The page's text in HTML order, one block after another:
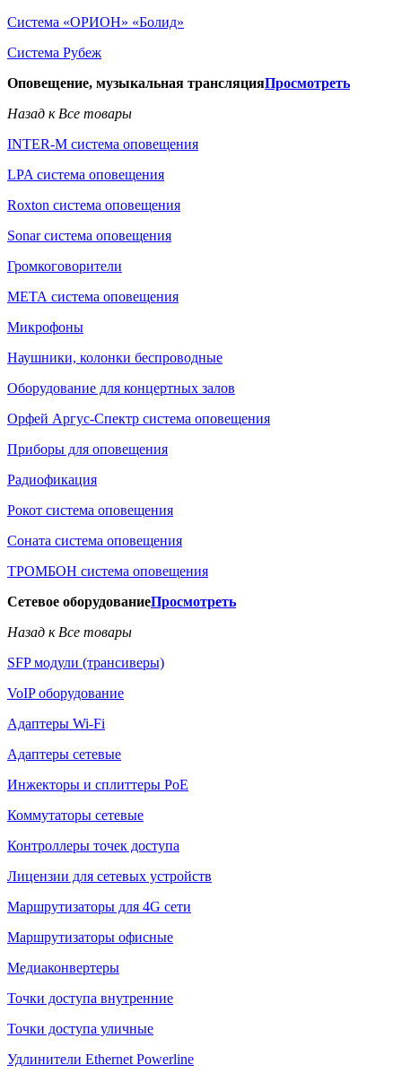
Система «ОРИОН» «Болид»
Система Рубеж
Оповещение, музыкальная трансляцияПросмотреть
Назад к Все товары
INTER-M система оповещения
LPA система оповещения
Roxton система оповещения
Sonar система оповещения
Громкоговорители
МЕТА система оповещения
Микрофоны
Наушники, колонки беспроводные
Оборудование для концертных залов
Орфей Аргус-Спектр система оповещения
Приборы для оповещения
Радиофикация
Рокот система оповещения
Соната система оповещения
ТРОМБОН система оповещения
Сетевое оборудованиеПросмотреть
Назад к Все товары
SFP модули (трансиверы)
VoIP оборудование
Адаптеры Wi-Fi
Адаптеры сетевые
Инжекторы и сплиттеры РоЕ
Коммутаторы сетевые
Контроллеры точек доступа
Лицензии для сетевых устройств
Маршрутизаторы для 4G сети
Маршрутизаторы офисные
Медиаконвертеры
Точки доступа внутренние
Точки доступа уличные
Удлинители Ethernet Powerline